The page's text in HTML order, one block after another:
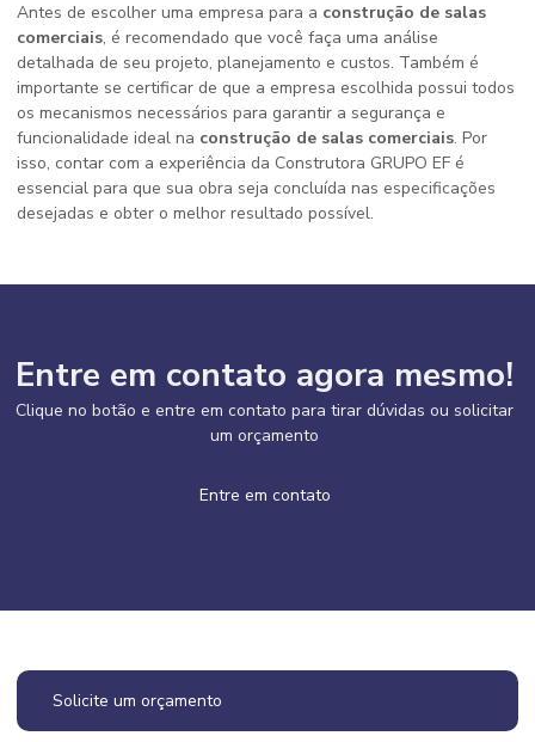
Antes de escolher uma empresa para a construção de salas
comerciais, é recomendado que você faça uma análise
detalhada de seu projeto, planejamento e custos. Também é
importante se certificar de que a empresa escolhida possui todos
os mecanismos necessários para garantir a segurança e
funcionalidade ideal na construção de salas comerciais. Por
isso, contar com a experiência da Construtora GRUPO EF é
essencial para que sua obra seja concluída nas especificações
desejadas e obter o melhor resultado possível.
Entre em contato agora mesmo!
Clique no botão e entre em contato para tirar dúvidas ou solicitar
um orçamento
Entre em contato
Solicite um orçamento